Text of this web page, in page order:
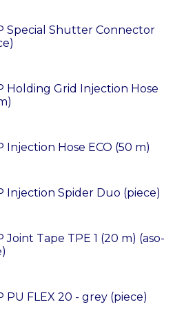
Special Shutter Connector
Holding Grid Injection Hose
Injection Hose ECO (50 m)
Injection Spider Duo (piece)
Joint Tape TPE 1 (20 m) (aso-
PU FLEX 20 - grey (piece)